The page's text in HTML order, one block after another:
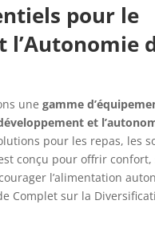
pour le
l’Autonomie
unegamme
et
pour les repas, les
conçu pour offrir
l’alimentation
Complet sur la